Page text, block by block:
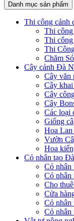
Danh mục sản phẩm
Thi công cảnh
Thi
Thi
Thi
Chăm
Cây cảnh Đà
Cây văn
Cây
Cây
Cây
Các loại
Giống
Hoa
Vườn
Hoa
Cỏ nhân tạo
Cỏ nhân
Cỏ nhân
Cho
Cửa
Cỏ nhân
Cỏ nhân